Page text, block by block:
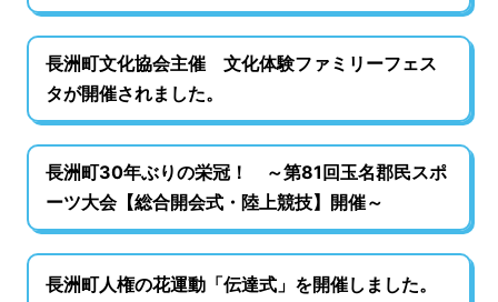
長洲町文化協会主催 文化体験ファミリーフェス
タが開催されました。
長洲町30年ぶりの栄冠！ ～第81回玉名郡民スポ
ーツ大会【総合開会式・陸上競技】開催～
長洲町人権の花運動「伝達式」を開催しました。